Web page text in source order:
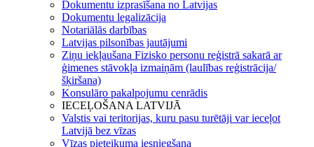
Dokumentu izprasīšana no Latvijas
Dokumentu legalizācija
Notariālās darbības
Latvijas pilsonības jautājumi
Ziņu iekļaušana Fizisko personu reģistrā sakarā ar
ģimenes stāvokļa izmaiņām (laulības reģistrācija/
šķiršana)
Konsulāro pakalpojumu cenrādis
IECEĻOŠANA LATVIJĀ
Valstis vai teritorijas, kuru pasu turētāji var ieceļot
Latvijā bez vīzas
Vīzas pieteikuma iesniegšana